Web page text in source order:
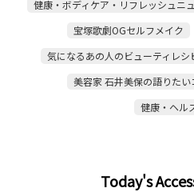
健康・ボディケア・リフレッシュニ
宝塚歌劇OGセルフメイク
気になるあの人のビューティレシ
美容家 石井美保の語りたい
健康・ヘル
Today's